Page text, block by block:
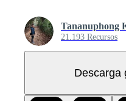
Tananuphong
21.193 Recursos
Descarga